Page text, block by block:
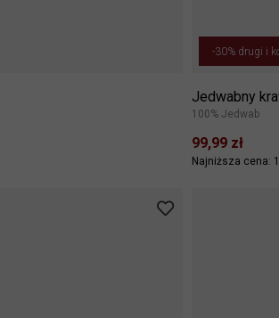
-30% drugi i
Jedwabny
100% Jedwab
99,99 zł
Najniższa cena: